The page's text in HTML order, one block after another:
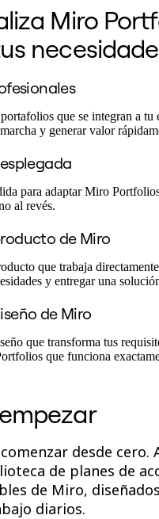
Miro
que se integran a tu
y generar valor
para adaptar Miro
al revés.
de Miro
que trabaja
y entregar una
de Miro
que transforma tus
que funciona
desde cero.
de planes de
de Miro,
diarios.